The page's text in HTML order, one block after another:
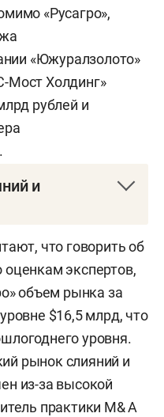
«Русагро»,
«Южуралзолото»
Мост Холдинг»
рублей и
и
acquisitions — слияния
выхода на
расходов. На
проходят
игроками при
и
что говорить об
экспертов,
объем рынка за
$16,5 млрд, что
уровня.
рынок слияний и
из-за высокой
практики M& A